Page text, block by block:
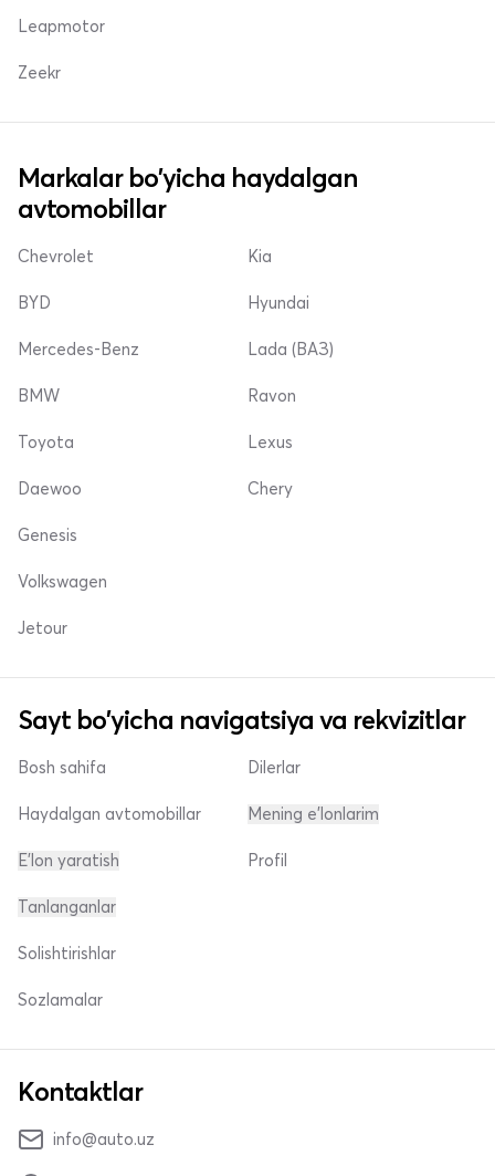
Leapmotor
Zeekr
Markalar bo'yicha haydalgan
avtomobillar
Chevrolet
BYD
Mercedes-Benz
Kia
Hyundai
Lada (ВАЗ)
BMW
Toyota
Daewoo
Ravon
Lexus
Chery
Genesis
Volkswagen
Jetour
Sayt bo'yicha navigatsiya va rekvizitlar
Bosh sahifa
Haydalgan avtomobillar
E'lon yaratish
Dilerlar
Mening e'lonlarim
Profil
Tanlanganlar
Solishtirishlar
Sozlamalar
Kontaktlar
info@auto.uz